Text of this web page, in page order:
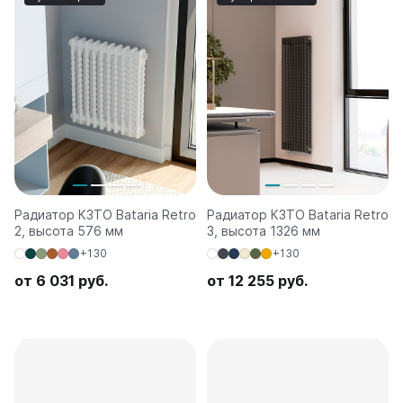
Радиатор КЗТО Bataria Retro
2, высота 576 мм
+130
от 6 031 руб.
Радиатор КЗТО Bataria Retro
3, высота 1326 мм
+130
от 12 255 руб.